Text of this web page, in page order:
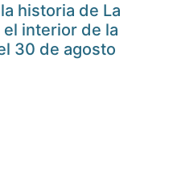
historia de La
interior de la
30 de agosto